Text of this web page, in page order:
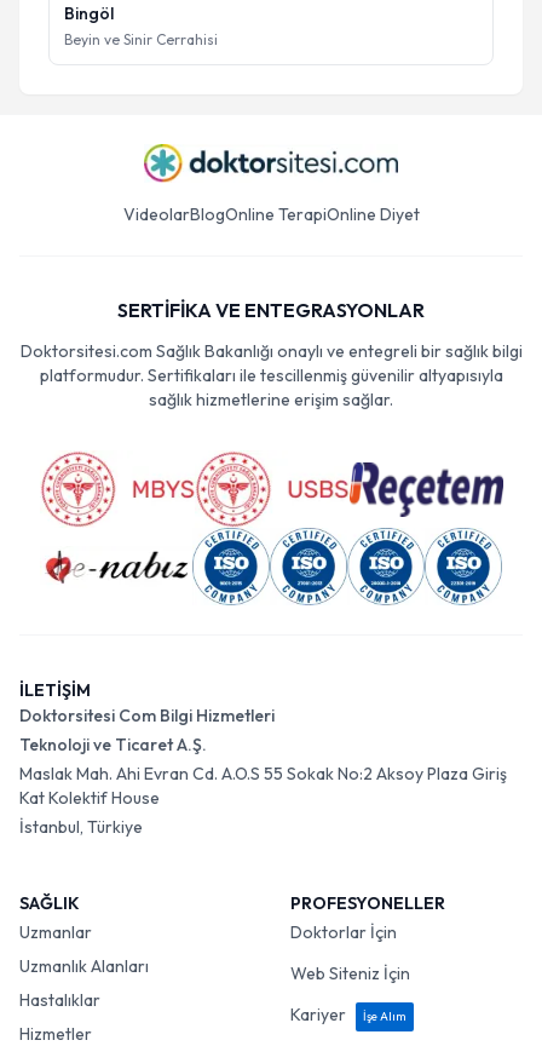
Bingöl
Beyin ve Sinir Cerrahisi
VideolarBlogOnline TerapiOnline Diyet
SERTİFİKA VE ENTEGRASYONLAR
Doktorsitesi.com Sağlık Bakanlığı onaylı ve entegreli bir sağlık bilgi
platformudur. Sertifikaları ile tescillenmiş güvenilir altyapısıyla
sağlık hizmetlerine erişim sağlar.
İLETİŞİM
Doktorsitesi Com Bilgi Hizmetleri
Teknoloji ve Ticaret A.Ş.
Maslak Mah. Ahi Evran Cd. A.O.S 55 Sokak No:2 Aksoy Plaza Giriş
Kat Kolektif House
İstanbul, Türkiye
SAĞLIK
Uzmanlar
Uzmanlık Alanları
Hastalıklar
Hizmetler
PROFESYONELLER
Doktorlar İçin
Web Siteniz İçin
Kariyer
İşe Alım